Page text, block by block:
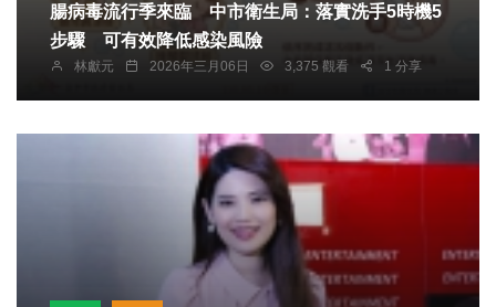
腸病毒流行季來臨 中市衛生局：落實洗手5時機5
步驟 可有效降低感染風險
林獻元 2026年三月06日 3,375 觀看 1 分享